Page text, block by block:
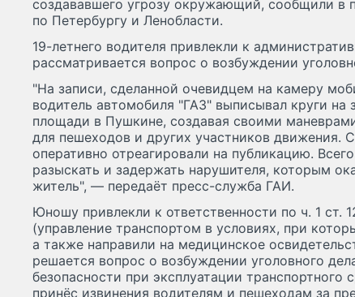
создававшего угрозу окружающий, сообщили в
по Петербургу и Ленобласти.
19-летнего водителя привлекли к
рассматривается вопрос о возбуждении
"На записи, сделанной очевидцем на камеру
водитель автомобиля "ГАЗ" выписывал круги на
площади в Пушкине, создавая своими
для пешеходов и других участников движения.
оперативно отреагировали на публикацию.
разыскать и задержать нарушителя, которым
житель", — передаёт пресс-служба ГАИ.
Юношу привлекли к ответственности по ч. 1 ст.
(управление транспортом в условиях, при
а также направили на медицинское
решается вопрос о возбуждении уголовного
безопасности при эксплуатации транспортного
принёс извинения водителям и пешеходам за